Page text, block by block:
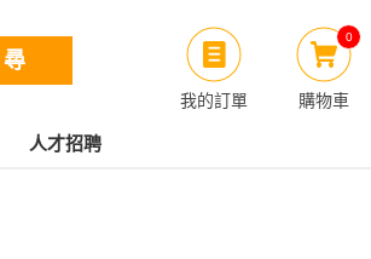
我的訂單
0
購物車
人才招聘